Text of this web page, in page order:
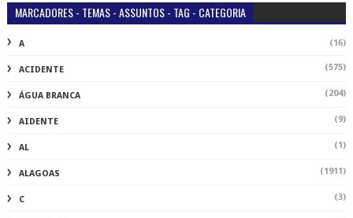
MARCADORES - TEMAS - ASSUNTOS - TAG - CATEGORIA
A (16)
ACIDENTE (575)
ÁGUA BRANCA (204)
AIDENTE (9)
AL (1)
ALAGOAS (1911)
C (3)